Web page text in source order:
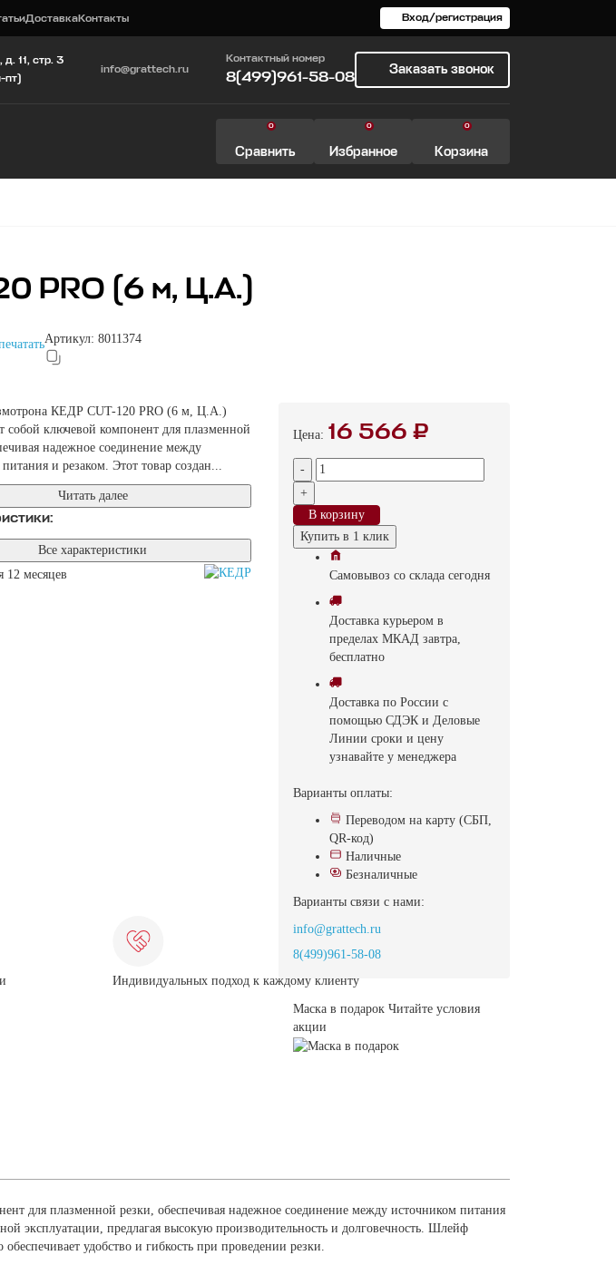
ДоставкаКонтакты Вход/регистрация
11, стр. 3
пт)
info@grattech.ru
Контактный номер
8(499)961-58-08
Заказать звонок
0
Сравнить
0
Избранное
0
Корзина
PRO (6 м, Ц.А.)
Артикул: 8011374
Цена: 16 566 ₽
-
+
В корзину
Купить в 1 клик
Самовывоз со склада cегодня
Доставка курьером в
пределах МКАД завтра,
бесплатно
Доставка по России с
помощью СДЭК и Деловые
Линии сроки и цену
узнавайте у менеджера
Варианты оплаты:
Переводом на карту (СБП,
QR-код)
Наличные
Безналичные
Варианты связи с нами:
info@grattech.ru
8(499)961-58-08
Маска в подарок Читайте условия
акции
КЕДР CUT-120 PRO (6 м, Ц.А.)
собой ключевой компонент для плазменной
надежное соединение между
и резаком. Этот товар создан...
Читать далее
Все характеристики
12 месяцев
Индивидуальных подход к каждому клиенту
для плазменной резки, обеспечивая надежное соединение между источником питания
эксплуатации, предлагая высокую производительность и долговечность. Шлейф
удобство и гибкость при проведении резки.